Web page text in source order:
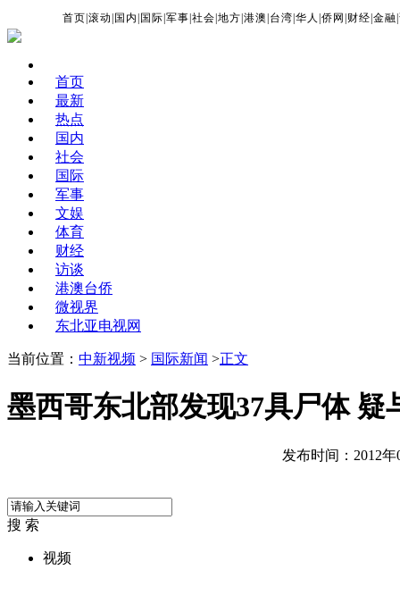
首页 |滚动 国内 国际 |军事 |社会 |地方 |港澳 台湾 |华人 |侨网 财经 |金融 |
首页
最新
热点
国内
社会
国际
军事
文娱
体育
财经
访谈
港澳台侨
微视界
东北亚电视网
当前位置： 中新视频 > 国际新闻 >正文
墨西哥东北部发现37具尸体 疑
发布时间：2012年
搜 索
视频